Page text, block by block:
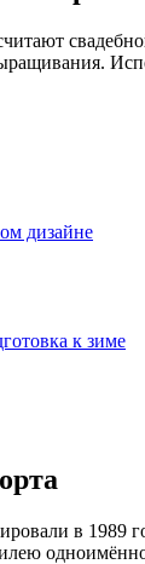
дизайне
к зиме
в 1989